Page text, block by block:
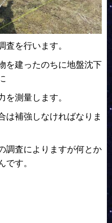
査を行います。
を建ったのちに地盤沈下
を測量します。
は補強しなければなりま
調査によりますが何とか
です。